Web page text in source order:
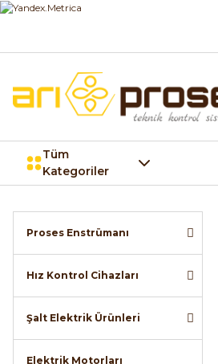
Tüm
Kategoriler
Proses Enstrümanı
Hız Kontrol Cihazları
Şalt Elektrik Ürünleri
Elektrik Motorları